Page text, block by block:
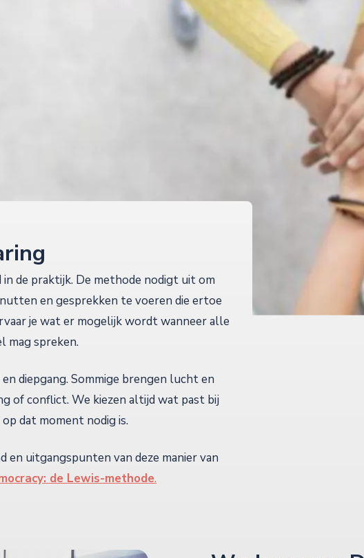
de praktijk. De methode nodigt uit om
en gesprekken te voeren die ertoe
je wat er mogelijk wordt wanneer alle
mag spreken.
diepgang. Sommige brengen lucht en
of conflict. We kiezen altijd wat past bij
dat moment nodig is.
uitgangspunten van deze manier van
de Lewis-methode.